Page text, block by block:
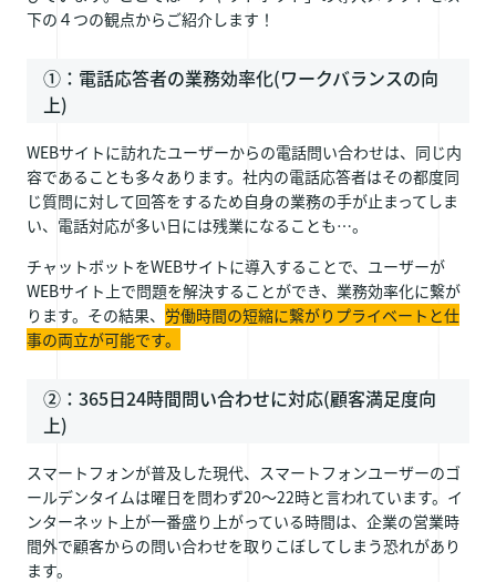
下の４つの観点からご紹介します！
①：電話応答者の業務効率化(ワークバランスの向
上)
WEBサイトに訪れたユーザーからの電話問い合わせは、同じ内
容であることも多々あります。社内の電話応答者はその都度同
じ質問に対して回答をするため自身の業務の手が止まってしま
い、電話対応が多い日には残業になることも…。
チャットボットをWEBサイトに導入することで、ユーザーが
WEBサイト上で問題を解決することができ、業務効率化に繋が
ります。その結果、 労働時間の短縮に繋がりプライベートと仕
事の両立が可能です。
②：365日24時間問い合わせに対応(顧客満足度向
上)
スマートフォンが普及した現代、スマートフォンユーザーのゴ
ールデンタイムは曜日を問わず20～22時と言われています。イ
ンターネット上が一番盛り上がっている時間は、企業の営業時
間外で顧客からの問い合わせを取りこぼしてしまう恐れがあり
ます。